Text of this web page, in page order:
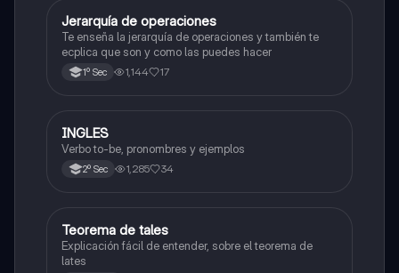
Matemáticas
Jerarquía de operaciones
Te enseña la jerarquía de operaciones y también te
ecplica que son y como las puedes hacer
1º Sec 1,144 17
Inglés
INGLES
Verbo to-be, pronombres y ejemplos
2º Sec 1,285 34
Matemáticas
Teorema de tales
Explicación fácil de entender, sobre el teorema de
lates